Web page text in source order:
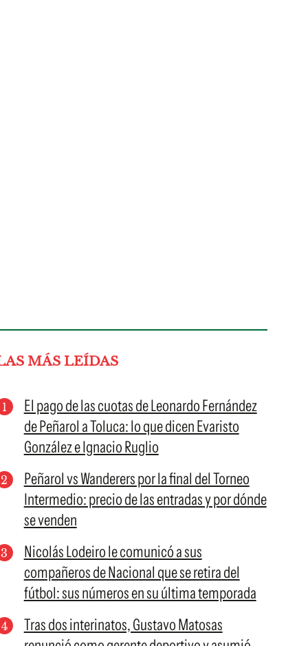
MÁS LEÍDAS
El pago de las cuotas de Leonardo Fernández
de Peñarol a Toluca: lo que dicen Evaristo
González e Ignacio Ruglio
Peñarol vs Wanderers por la final del Torneo
Intermedio: precio de las entradas y por dónde
se venden
Nicolás Lodeiro le comunicó a sus
compañeros de Nacional que se retira del
fútbol: sus números en su última temporada
Tras dos interinatos, Gustavo Matosas